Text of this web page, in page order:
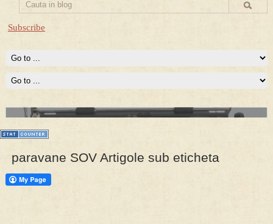
Subscribe
PRESA
Permise pentru vânătoarea de porci în costume, cu gulere albe
paravane SOV Artigole sub eticheta